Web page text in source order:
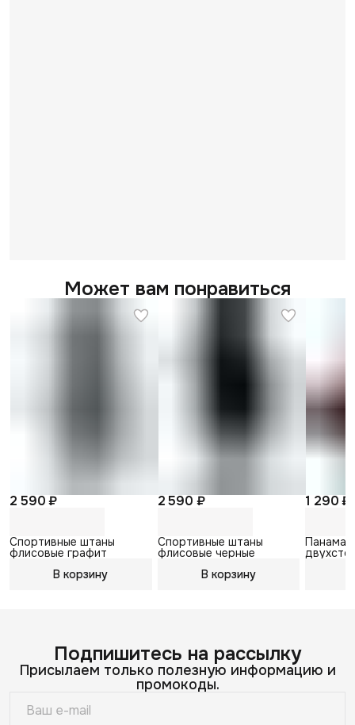
Может вам понравиться
2 590 ₽
Спортивные штаны
флисовые графит
В корзину
2 590 ₽
Спортивные штаны
флисовые черные
В корзину
1 290 ₽
Панама
Подпишитесь на рассылку
Присылаем только полезную информацию и
промокоды.